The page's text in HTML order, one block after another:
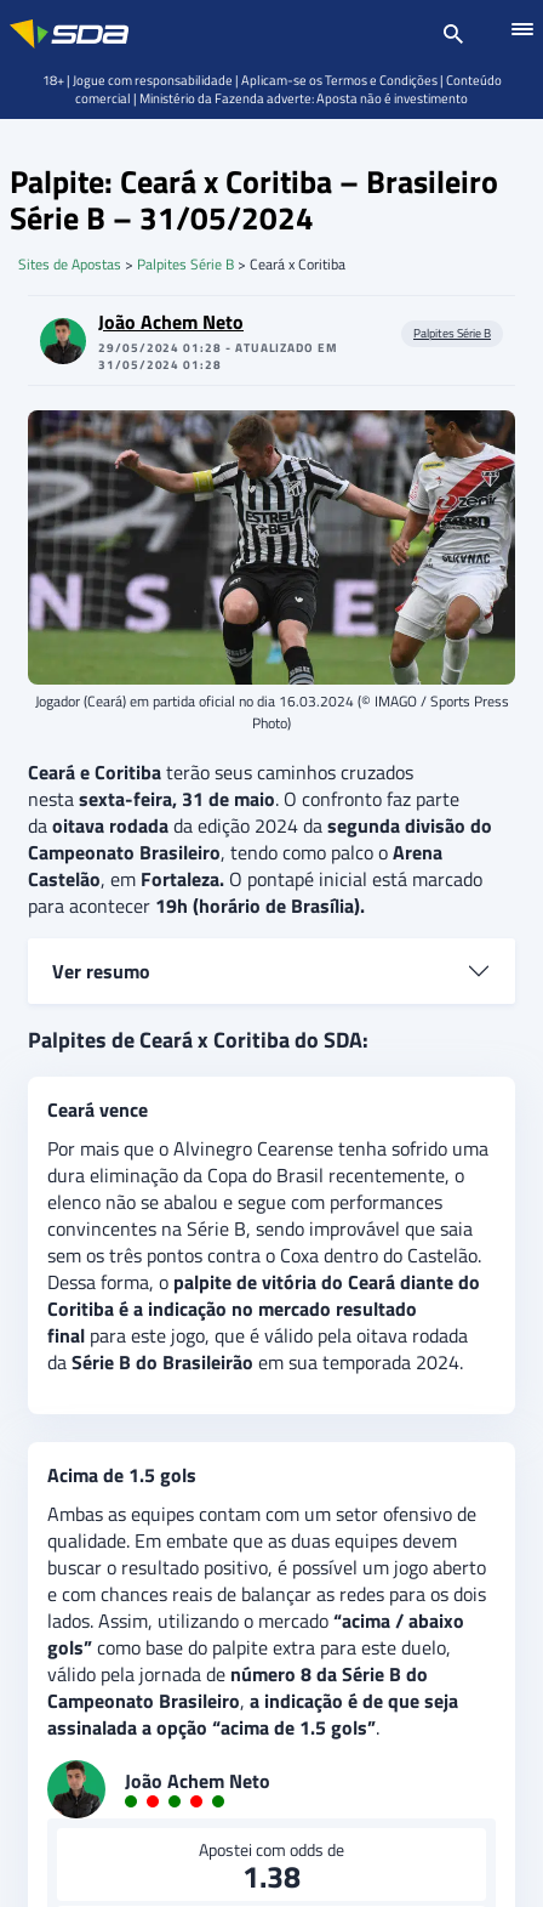
Palpite: Ceará x Coritiba – Brasileiro
Série B – 31/05/2024
Sites de Apostas > Palpites Série B > Ceará x Coritiba
João Achem Neto
29/05/2024 01:28 - ATUALIZADO EM
31/05/2024 01:28
Palpites Série B
Jogador (Ceará) em partida oficial no dia 16.03.2024 (© IMAGO / Sports Press
Photo)
Ceará e Coritibaterão seus caminhos cruzados
nestasexta-feira, 31 de maio. O confronto faz parte
daoitava rodadada edição 2024 dasegunda divisão do
Campeonato Brasileiro, tendo como palco oArena
Castelão, em Fortaleza. O pontapé inicial está marcado
para acontecer 19h (horário de Brasília).
Ver resumo
Ceará e Coritibase enfrentam em jogo válido pela
missão de encarar o Ceará, que beira o G4 da
competição.O palpite éde vitória doCeará, pelas
sólidas performances que segue realizando na
temporada, em especial quando atua na Arena do
Castelão.Além disso, há a expectativa de poucos gols
no confronto, indicando uma aposta extra de “acima
de 1.5 gols” no jogo.
Palpites de Ceará x Coritiba do SDA:
Ceará vence
Por mais que o Alvinegro Cearense tenha sofrido uma
dura eliminação da Copa do Brasil recentemente, o
elenco não se abalou e segue com performances
convincentes na Série B, sendo improvável que saia
sem os três pontos contra o Coxa dentro do Castelão.
Dessa forma, o palpite de vitória do Ceará diante do
Coritiba é a indicação no mercado resultado
final para este jogo, que é válido pela oitava rodada
daSérie B do Brasileirão em sua temporada 2024.
Acima de 1.5 gols
Ambas as equipes contam com um setor ofensivo de
qualidade. Em embate que as duas equipes devem
buscar o resultado positivo, é possível um jogo aberto
e com chances reais de balançar as redes para os dois
lados. Assim, utilizando o mercado“acima / abaixo
gols”como base do palpite extra para este duelo,
válido pela jornada de número 8 da Série B do
Campeonato Brasileiro, a indicação é de que seja
assinalada a opção “acima de 1.5 gols”.
João Achem Neto
Apostei com odds de
1.38
18+ | Jogue com responsabilidade | Aplicam-se os Termos e Condições | Conteúdo
comercial | Ministério da Fazenda adverte: Aposta não é investimento